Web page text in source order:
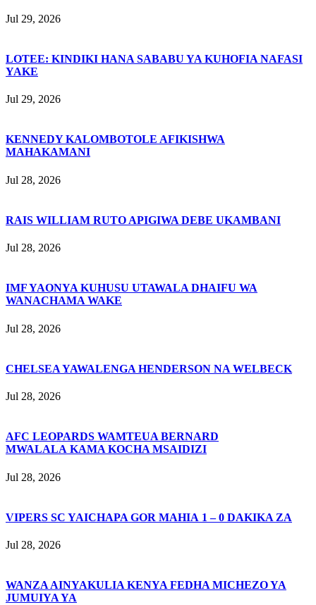
Jul 29, 2026
LOTEE: KINDIKI HANA SABABU YA KUHOFIA NAFASI
YAKE
Jul 29, 2026
KENNEDY KALOMBOTOLE AFIKISHWA
MAHAKAMANI
Jul 28, 2026
RAIS WILLIAM RUTO APIGIWA DEBE UKAMBANI
Jul 28, 2026
IMF YAONYA KUHUSU UTAWALA DHAIFU WA
WANACHAMA WAKE
Jul 28, 2026
CHELSEA YAWALENGA HENDERSON NA WELBECK
Jul 28, 2026
AFC LEOPARDS WAMTEUA BERNARD
MWALALA KAMA KOCHA MSAIDIZI
Jul 28, 2026
VIPERS SC YAICHAPA GOR MAHIA 1 – 0 DAKIKA ZA
Jul 28, 2026
WANZA AINYAKULIA KENYA FEDHA MICHEZO YA
JUMUIYA YA